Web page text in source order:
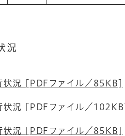
況
状況 [PDFファイル／85KB]
状況 [PDFファイル／102KB]
状況 [PDFファイル／85KB]